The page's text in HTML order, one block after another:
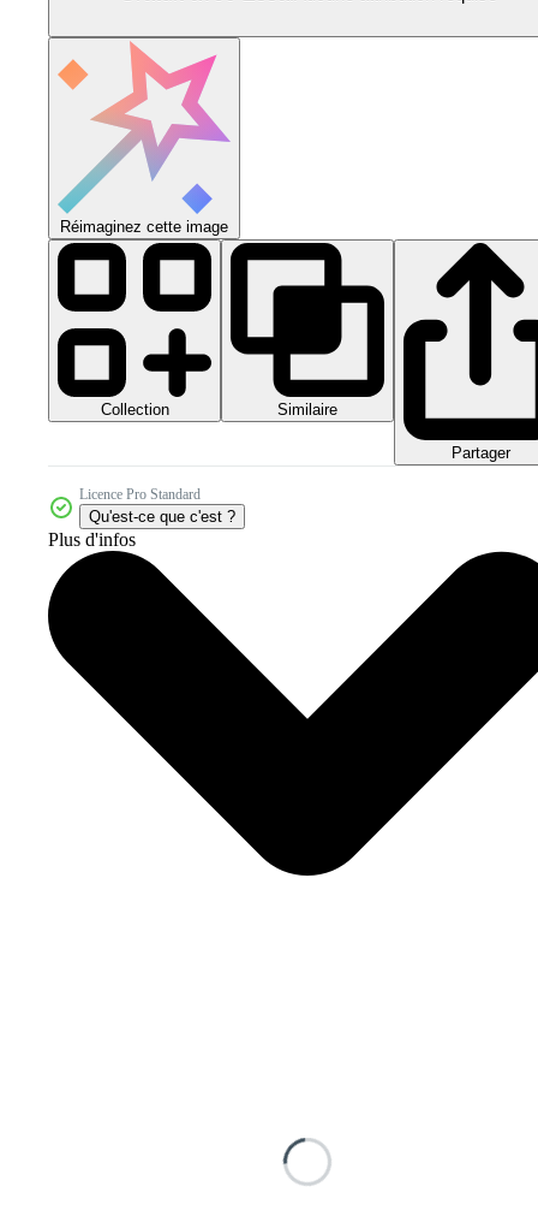
Réimaginez cette image
Collection Similaire
Partager
Licence Pro Standard
Qu'est-ce que c'est ?
Plus d'infos